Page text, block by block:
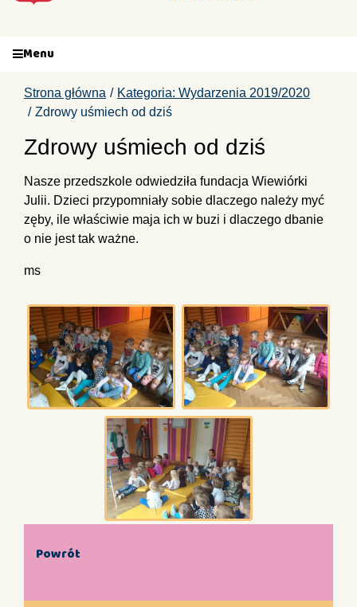
Menu
Strona główna
Kategoria: Wydarzenia 2019/2020
Zdrowy uśmiech od dziś
Zdrowy uśmiech od dziś
Nasze przedszkole odwiedziła fundacja Wiewiórki
Julii. Dzieci przypomniały sobie dlaczego należy myć
zęby, ile właściwie maja ich w buzi i dlaczego dbanie
o nie jest tak ważne.
ms
Powrót